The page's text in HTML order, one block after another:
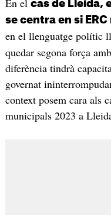
En el cas de Lleida,
se centra en si
en el llenguatge polític
quedar segona força
diferència tindrà
governat
context posem cara als
municipals 2023 a